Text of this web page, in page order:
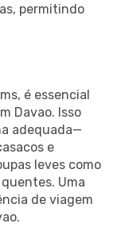
permitindo
é essencial
Davao. Isso
adequada—
e
leves como
Uma
de viagem